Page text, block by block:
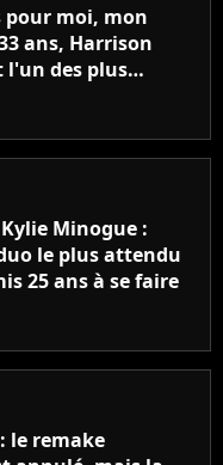
pour moi, mon
ans, Harrison
l'un des plus
de tous les temps
Minogue :
le plus attendu
25 ans à se faire
le remake